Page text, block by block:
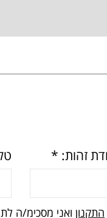
התקנון ואני מסכימ/ה